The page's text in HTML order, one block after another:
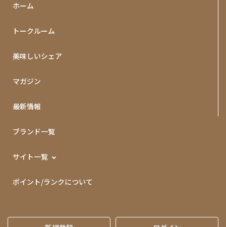
ホーム
トークルーム
美味しいシェア
マガジン
最新情報
ブランド一覧
サイト一覧
ポイント/ランクについて